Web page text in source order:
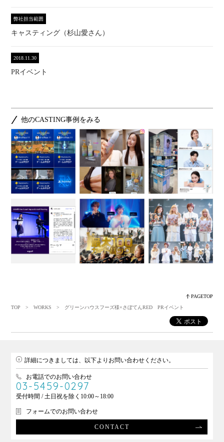
弊社担当範囲
キャスティング（杉山愛さん）
2018.11.30
PRイベント
他のCASTING事例をみる
PAGETOP
TOP
>WORKS > グリーンハウスフーズ様×さぼてんRED PRイベント
詳細につきましては、以下よりお問い合わせください。
お電話でのお問い合わせ
03-5459-0297
受付時間 / 土日祝を除く10:00～18:00
フォームでのお問い合わせ
CONTACT